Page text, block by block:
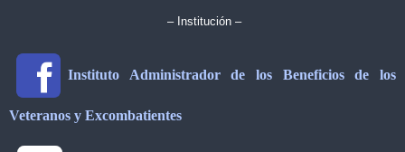
– Institución –
Instituto Administrador de los Beneficios de los
Veteranos y Excombatientes